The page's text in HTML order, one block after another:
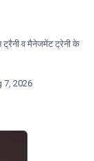
ट्रैनी व मैनेजमेंट ट्रेनी के
7, 2026